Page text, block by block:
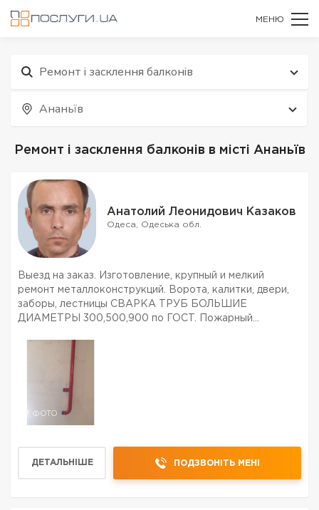
МЕНЮ
Ремонт і засклення балконів
Ананьїв
Ремонт і засклення балконів в місті Ананьїв
Анатолий Леонидович Казаков
Одеса, Одеська обл.
Выезд на заказ. Изготовление, крупный и мелкий
ремонт металлоконструкций. Ворота, калитки, двери,
заборы, лестницы СВАРКА ТРУБ БОЛЬШИЕ
ДИАМЕТРЫ 300,500,900 по ГОСТ. Пожарный
7 ФОТО
ДЕТАЛЬНІШЕ ПОДЗВОНІТЬ МЕНІ